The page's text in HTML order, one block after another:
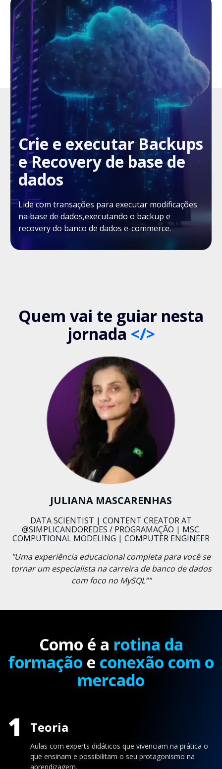
Crie e executar Backups
e Recovery de base de
dados
Lide com transações para executar modificações
na base de dados,executando o backup e
recovery do banco de dados e-commerce.
Quem vai te guiar nesta
jornada </>
JULIANA MASCARENHAS
DATA SCIENTIST | CONTENT CREATOR AT
@SIMPLICANDOREDES / PROGRAMAÇÃO | MSC.
COMPUTIONAL MODELING | COMPUTER ENGINEER
"Uma experiência educacional completa para você se
tornar um especialista na carreira de banco de dados
com foco no MySQL”"
Como é a rotina da
formação e conexão com o
mercado
1 Teoria
Aulas com experts didáticos que vivenciam na prática o
que ensinam e possibilitam o seu protagonismo na
aprendizagem.